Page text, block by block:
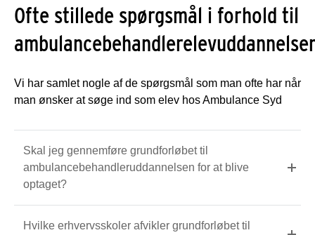
Ofte stillede spørgsmål i forhold til
Vi har samlet nogle af de spørgsmål som man ofte har når
man ønsker at søge ind som elev hos Ambulance Syd
Skal jeg gennemføre grundforløbet til
ambulancebehandleruddannelsen for at blive
optaget?
Hvilke erhvervsskoler afvikler grundforløbet til